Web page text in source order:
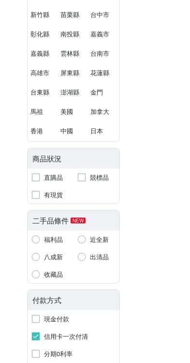
新竹縣 苗栗縣 台中市
彰化縣 南投縣 嘉義市
嘉義縣 雲林縣 台南市
高雄市 屏東縣 花蓮縣
台東縣 澎湖縣 金門
馬祖 美國 加拿大
香港 中國 日本
商品狀況
直購品
競標品
有現貨
二手品條件 NEW
福利品
近全新
八成新
出清品
收藏品
付款方式
現金付款
信用卡一次付清
分期0利率